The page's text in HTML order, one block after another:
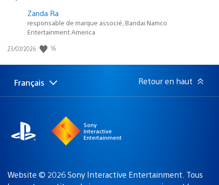
Zanda Ra
responsable de marque associé, Bandai Namco
Entertainment America
Date
publication
23/07/2026 16
Choisir
une
Région
actuelle
Français Retour en haut
Sony
Interactive
Entertainment
Website © 2026 Sony Interactive Entertainment. Tous